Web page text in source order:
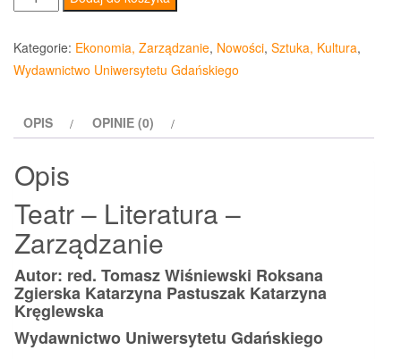
Teatr
-
Literatura
Kategorie: Ekonomia, Zarządzanie, Nowości, Sztuka, Kultura,
Wydawnictwo Uniwersytetu Gdańskiego
OPIS OPINIE (0)
Opis
Teatr – Literatura –
Zarządzanie
Autor: red. Tomasz Wiśniewski Roksana
Zgierska Katarzyna Pastuszak Katarzyna
Kręglewska
Wydawnictwo Uniwersytetu Gdańskiego